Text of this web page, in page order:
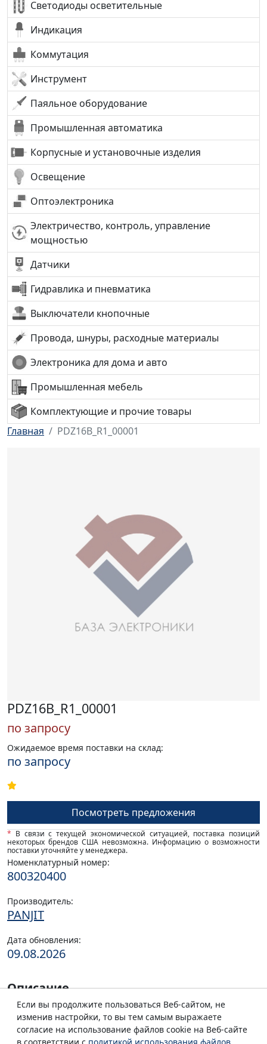
Если вы продолжите пользоваться Веб-сайтом, не
изменив настройки, то вы тем самым выражаете
согласие на использование файлов cookie на Веб-сайте
в соответствии с политикой использования файлов
Светодиоды осветительные
Индикация
Коммутация
Инструмент
Паяльное оборудование
Промышленная автоматика
Корпусные и установочные изделия
Освещение
Оптоэлектроника
Электричество, контроль, управление
мощностью
Датчики
Гидравлика и пневматика
Выключатели кнопочные
Провода, шнуры, расходные материалы
Электроника для дома и авто
Промышленная мебель
Комплектующие и прочие товары
Главная
PDZ16B_R1_00001
PDZ16B_R1_00001
по запросу
Ожидаемое время поставки на склад:
по запросу
Посмотреть предложения
* В связи с текущей экономической ситуацией, поставка позиций
некоторых брендов США невозможна. Информацию о возможности
поставки уточняйте у менеджера.
Номенклатурный номер:
800320400
Производитель:
PANJIT
Дата обновления:
09.08.2026
Описание
Купить PDZ16B_R1_00001 оптом и в розницу по
лучшим ценам. Большой выбор качественных
электронных компонентов от ведущих